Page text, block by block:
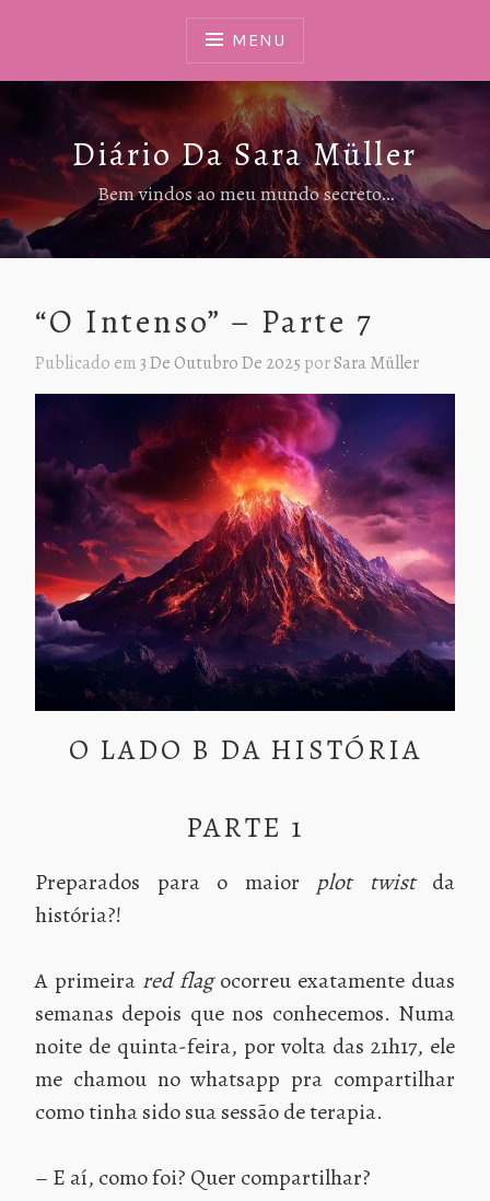
MENU
Diário Da Sara Müller
Bem vindos ao meu mundo secreto…
“O Intenso” – Parte 7
Publicado em3 De Outubro De 2025 porSara Müller
O LADO B DA HISTÓRIA
PARTE 1
Preparados para o maior plot twistda
história?!
A primeira red flagocorreu exatamente duas
semanas depois que nos conhecemos. Numa
noite de quinta-feira, por volta das 21h17, ele
me chamou no whatsapp pra compartilhar
como tinha sido sua sessão de terapia.
– E aí, como foi? Quer compartilhar?